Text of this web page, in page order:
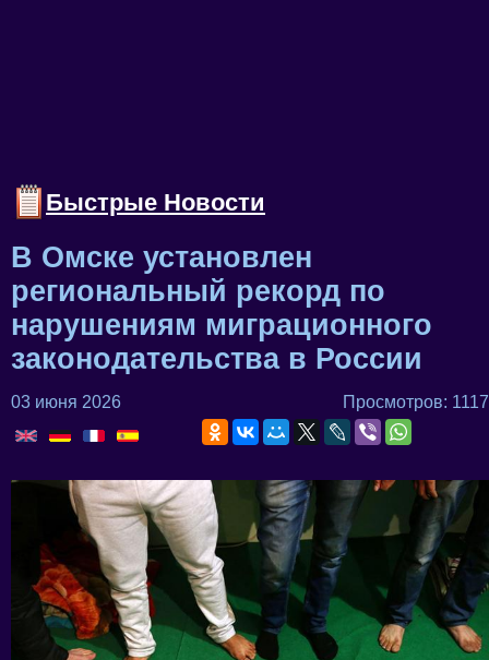
Быстрые Новости
В Омске установлен
региональный рекорд по
нарушениям миграционного
законодательства в России
03 июня 2026 Просмотров: 1117